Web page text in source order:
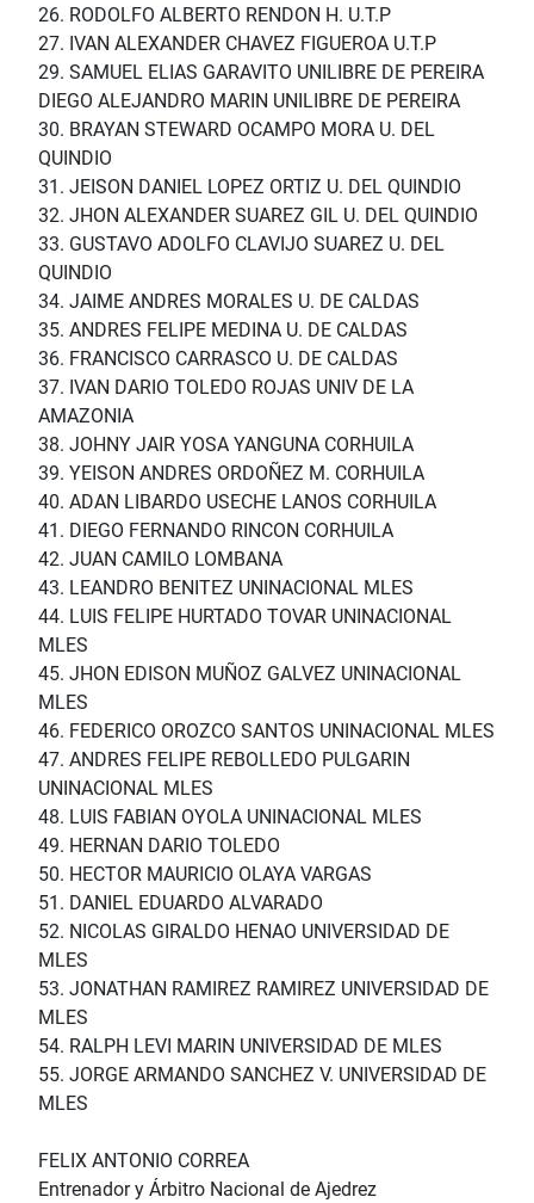
26. RODOLFO ALBERTO RENDON H. U.T.P
27. IVAN ALEXANDER CHAVEZ FIGUEROA U.T.P
29. SAMUEL ELIAS GARAVITO UNILIBRE DE PEREIRA
DIEGO ALEJANDRO MARIN UNILIBRE DE PEREIRA
30. BRAYAN STEWARD OCAMPO MORA U. DEL
QUINDIO
31. JEISON DANIEL LOPEZ ORTIZ U. DEL QUINDIO
32. JHON ALEXANDER SUAREZ GIL U. DEL QUINDIO
33. GUSTAVO ADOLFO CLAVIJO SUAREZ U. DEL
QUINDIO
34. JAIME ANDRES MORALES U. DE CALDAS
35. ANDRES FELIPE MEDINA U. DE CALDAS
36. FRANCISCO CARRASCO U. DE CALDAS
37. IVAN DARIO TOLEDO ROJAS UNIV DE LA
AMAZONIA
38. JOHNY JAIR YOSA YANGUNA CORHUILA
39. YEISON ANDRES ORDOÑEZ M. CORHUILA
40. ADAN LIBARDO USECHE LANOS CORHUILA
41. DIEGO FERNANDO RINCON CORHUILA
42. JUAN CAMILO LOMBANA
43. LEANDRO BENITEZ UNINACIONAL MLES
44. LUIS FELIPE HURTADO TOVAR UNINACIONAL
MLES
45. JHON EDISON MUÑOZ GALVEZ UNINACIONAL
MLES
46. FEDERICO OROZCO SANTOS UNINACIONAL MLES
47. ANDRES FELIPE REBOLLEDO PULGARIN
UNINACIONAL MLES
48. LUIS FABIAN OYOLA UNINACIONAL MLES
49. HERNAN DARIO TOLEDO
50. HECTOR MAURICIO OLAYA VARGAS
51. DANIEL EDUARDO ALVARADO
52. NICOLAS GIRALDO HENAO UNIVERSIDAD DE
MLES
53. JONATHAN RAMIREZ RAMIREZ UNIVERSIDAD DE
MLES
54. RALPH LEVI MARIN UNIVERSIDAD DE MLES
55. JORGE ARMANDO SANCHEZ V. UNIVERSIDAD DE
MLES
FELIX ANTONIO CORREA
Entrenador y Árbitro Nacional de Ajedrez